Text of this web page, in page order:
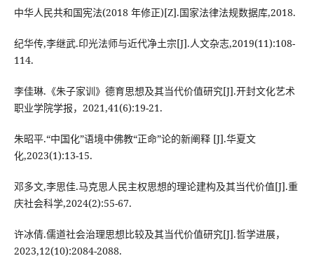
中华人民共和国宪法(2018 年修正)[Z].国家法律法规数据库,2018.
纪华传,李继武.印光法师与近代净土宗[J].人文杂志,2019(11):108-
114.
李佳琳.《朱子家训》德育思想及其当代价值研究[J].开封文化艺术
职业学院学报，2021,41(6):19-21.
朱昭平.“中国化”语境中佛教“正命”论的新阐释 [J].华夏文
化,2023(1):13-15.
邓多文,李思佳.马克思人民主权思想的理论建构及其当代价值[J].重
庆社会科学,2024(2):55-67.
许冰倩.儒道社会治理思想比较及其当代价值研究[J].哲学进展，
2023,12(10):2084-2088.